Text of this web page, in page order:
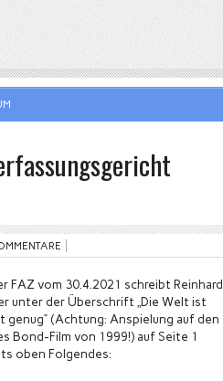
FAZ vom 30.4.2021 schreibt Reinhard
unter der Überschrift „Die Welt ist
genug“ (Achtung: Anspielung auf den
Bond-Film von 1999!) auf Seite 1
oben Folgendes: